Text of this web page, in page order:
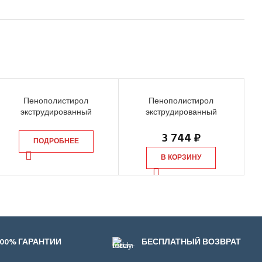
Пенополистирол
экструдированный
1180х580х50 мм, 8 шт
ПОДРОБНЕЕ
Пенополистирол
экструдированный
1180х580х100 мм, 4 шт
3 744₽
В КОРЗИНУ
ГАРАНТИИ
БЕСПЛАТНЫЙ ВОЗВРАТ